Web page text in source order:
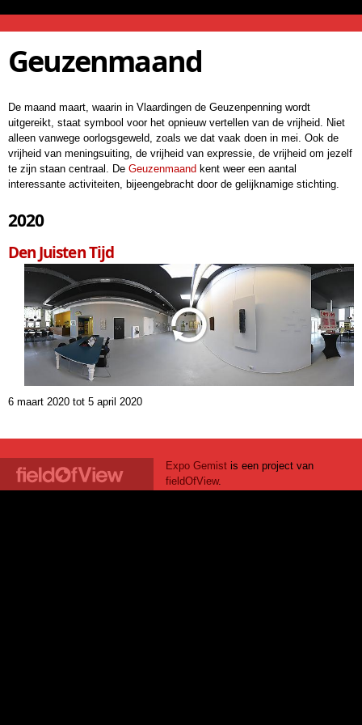
de inhoud
gaan
Geuzenmaand
De maand maart, waarin in Vlaardingen de Geuzenpenning wordt
uitgereikt, staat symbool voor het opnieuw vertellen van de vrijheid. Niet
alleen vanwege oorlogsgeweld, zoals we dat vaak doen in mei. Ook de
vrijheid van meningsuiting, de vrijheid van expressie, de vrijheid om jezelf
te zijn staan centraal. De Geuzenmaand kent weer een aantal
interessante activiteiten, bijeengebracht door de gelijknamige stichting.
2020
Den Juisten Tijd
6 maart 2020 tot 5 april 2020
Expo Gemist is een project van
fieldOfView.